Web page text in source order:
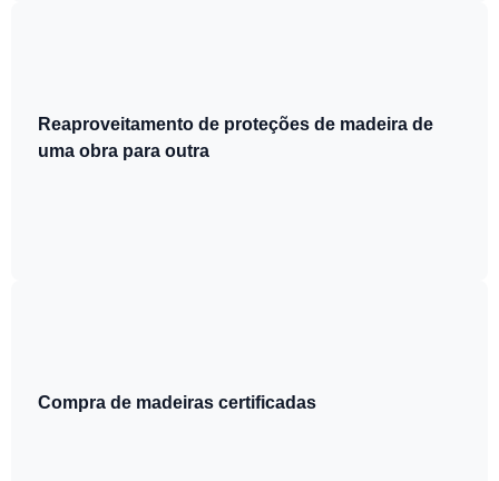
Reaproveitamento de proteções de madeira de
uma obra para outra
Compra de madeiras certificadas